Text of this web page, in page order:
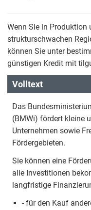
Wenn Sie in Produktion
strukturschwachen
können Sie unter
günstigen Kredit mit
Volltext
Das
(BMWi) fördert kleine
Unternehmen sowie
Fördergebieten.
Sie können eine
alle Investitionen
langfristige
- für den Kauf